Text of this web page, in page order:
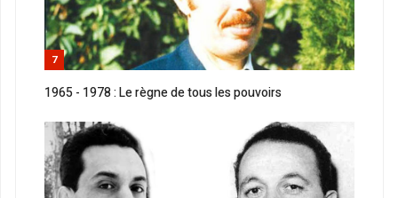
7
1965 - 1978 : Le règne de tous les pouvoirs